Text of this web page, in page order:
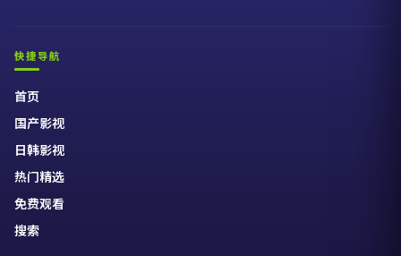
快捷导航
首页
国产影视
日韩影视
热门精选
免费观看
搜索